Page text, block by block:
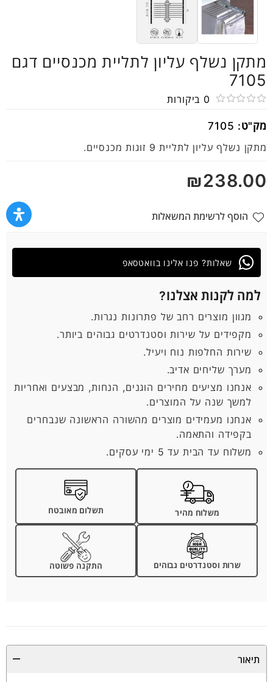
מתקן נשלף עליון לתליית מכנסיים דגם
7105
0
מתוך
0 ביקורות
מק"ט: 7105
מתקן נשלף עליון לתליית 9 זוגות מכנסיים.
₪238.00
הוסף לרשימת המשאלות
למה לקנות אצלנו?
מגוון מוצרים רחב של פתרונות נגרות.
מקפידים על שירות וסטנדרטים גבוהים ביותר.
שירות החלפות נוח ויעיל.
מערך שליחים אדיב.
אנחנו מציעים מחירים הוגנים, הנחות, מבצעים ואחריות
למשך שנה על המוצרים.
אנחנו מעמידים מוצרים מהשורה הראשונה שנבחרים
בקפידה והתאמה.
משלוח עד הבית עד 5 ימי עסקים.
משלוח מהיר תשלום מאובטח
שרות וסטנדרטים גבוהים התקנה פשוטה
שאלות? פנו אלינו בוואטסאפ
תיאור